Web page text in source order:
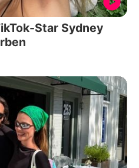
Star Sydney